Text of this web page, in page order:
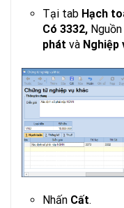
Tại tab Hạch
Có 3332,
phát và Nghiệp
Nhấn Cất.